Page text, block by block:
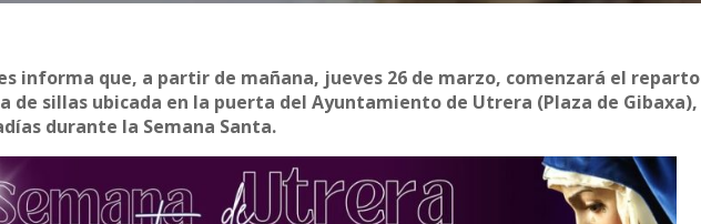
informa que, a partir de mañana, jueves 26 de marzo, comenzará el reparto
de sillas ubicada en la puerta del Ayuntamiento de Utrera (Plaza de Gibaxa),
durante la Semana Santa.